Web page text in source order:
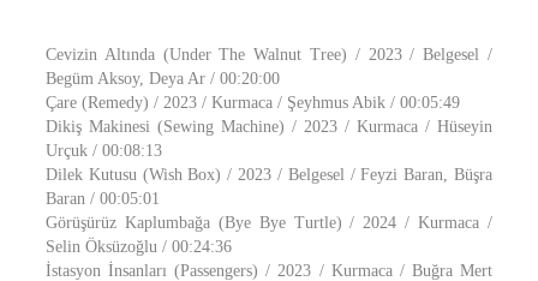
Cevizin Altında (Under The Walnut Tree) / 2023 / Belgesel /
Begüm Aksoy, Deya Ar / 00:20:00
Çare (Remedy) / 2023 / Kurmaca / Şeyhmus Abik / 00:05:49
Dikiş Makinesi (Sewing Machine) / 2023 / Kurmaca / Hüseyin
Urçuk / 00:08:13
Dilek Kutusu (Wish Box) / 2023 / Belgesel / Feyzi Baran, Büşra
Baran / 00:05:01
Görüşürüz Kaplumbağa (Bye Bye Turtle) / 2024 / Kurmaca /
Selin Öksüzoğlu / 00:24:36
İstasyon İnsanları (Passengers) / 2023 / Kurmaca / Buğra Mert